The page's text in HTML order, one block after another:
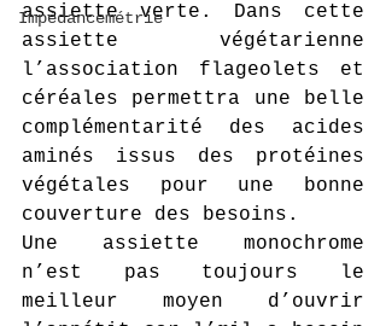
Impédancemétrie
assiette verte. Dans cette
assiette végétarienne
l’association flageolets et
céréales permettra une belle
complémentarité des acides
aminés issus des protéines
végétales pour une bonne
couverture des besoins.
Une assiette monochrome
n’est pas toujours le
meilleur moyen d’ouvrir